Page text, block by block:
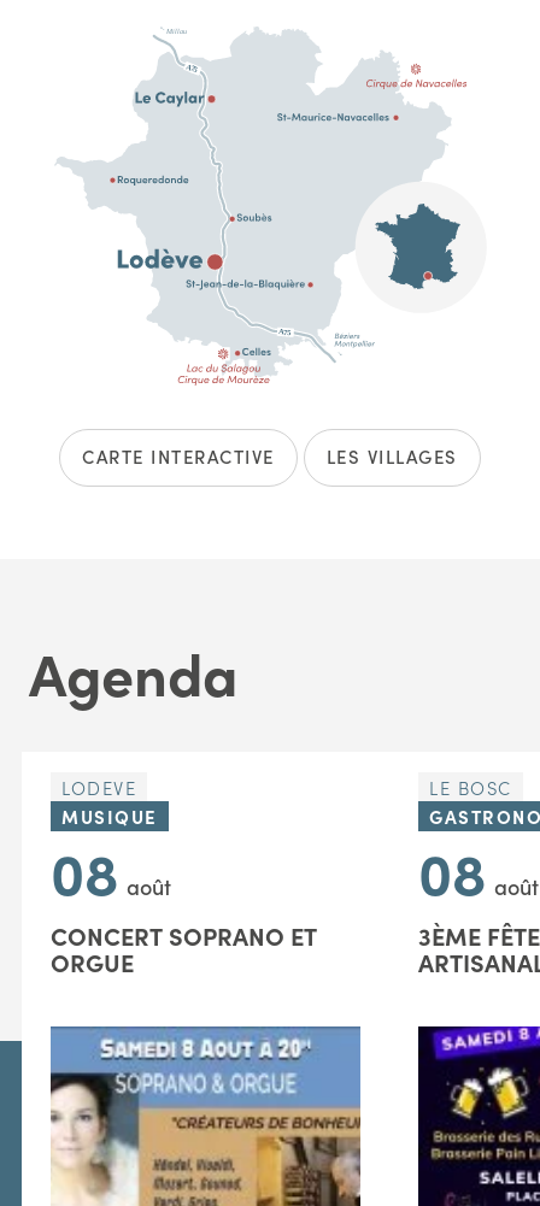
CARTE INTERACTIVE LES VILLAGES
Agenda
LODEVE
MUSIQUE
08 août
CONCERT SOPRANO ET
ORGUE
LE BOSC
08 août
3ÈME